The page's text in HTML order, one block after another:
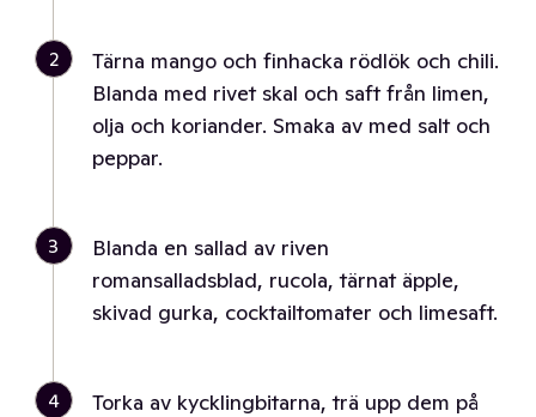
2
Tärna mango och finhacka rödlök och chili.
Blanda med rivet skal och saft från limen,
olja och koriander. Smaka av med salt och
peppar.
3
Blanda en sallad av riven
romansalladsblad, rucola, tärnat äpple,
skivad gurka, cocktailtomater och limesaft.
4
Torka av kycklingbitarna, trä upp dem på